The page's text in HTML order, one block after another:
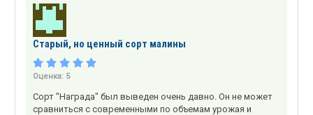
Старый, но ценный сорт малины
Оценка: 5
Сорт "Награда" был выведен очень давно. Он не может
сравниться с современными по объемам урожая и